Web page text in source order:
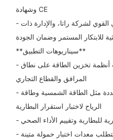
وشهادة CE
- بدعم من الموقع الجغرافي القوي لشركة راتا، والإدارة ذات
للابتكار المستمر وضمان الجودة
**سيناريوهات التطبيق**
- اختبار التفريغ والقدرة لبطاريات أنظمة تخزين الطاقة على نطاق
المرافق والقطاع التجاري
- التكامل مع أنظمة الطاقة المتجددة مثل الطاقة الشمسية وطاقة
الرياح لاختبار استقرار البطارية
للبطارية وتقييم الأداء الصحي
- البيئات الخارجية والصناعية التي تتطلب معدات اختبار حمولة متينة